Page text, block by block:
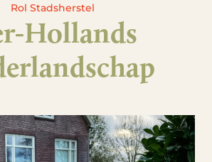
Rol Stadsherstel
Hollands